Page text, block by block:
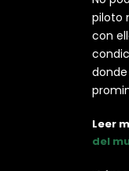
piloto
con
Leer
del